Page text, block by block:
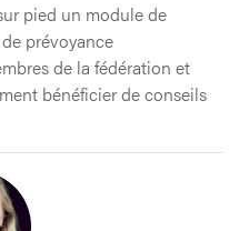
pied un module de
prévoyance
de la fédération et
bénéficier de conseils